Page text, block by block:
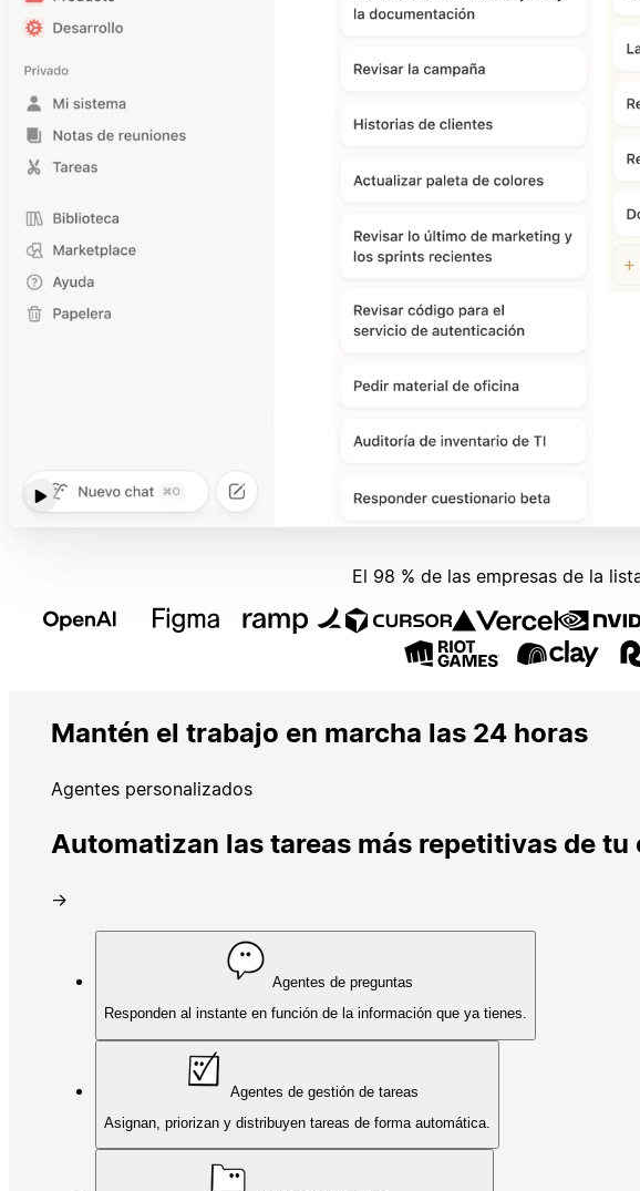
Reproducir
El 98 % de las empresas de la
Mantén el trabajo en marcha las 24 horas
Agentes personalizados
Automatizan las tareas más repetitivas de tu
→
Agentes de preguntas
Responden al instante en función de la información que ya tienes.
Agentes de gestión de tareas
Asignan, priorizan y distribuyen tareas de forma automática.